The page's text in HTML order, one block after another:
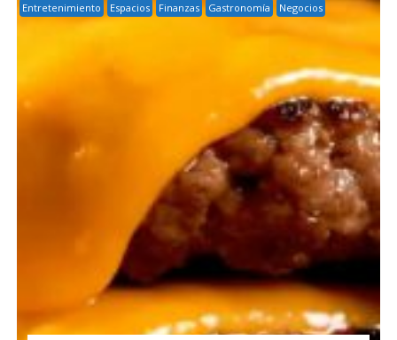
Entretenimiento Espacios Finanzas Gastronomía Negocios